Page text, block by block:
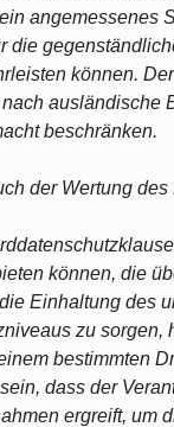
angemessenes
die
können.
ausländische
beschränken.
der Wertung des
können, die
Einhaltung des
zu sorgen,
bestimmten
dass der
ergreift, um